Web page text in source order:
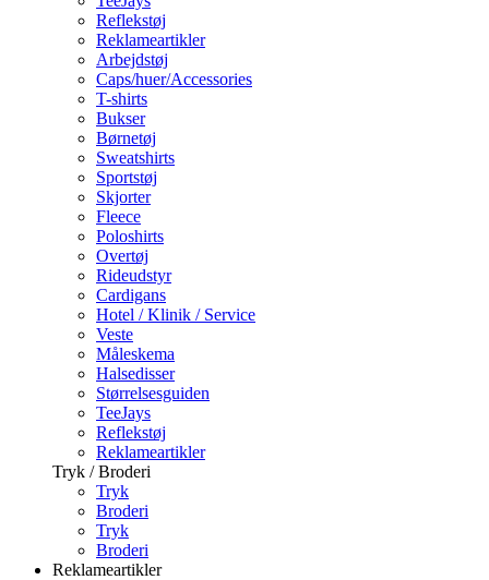
Reflekstøj
Reklameartikler
Arbejdstøj
Caps/huer/Accessories
T-shirts
Bukser
Børnetøj
Sweatshirts
Sportstøj
Skjorter
Fleece
Poloshirts
Overtøj
Rideudstyr
Cardigans
Hotel / Klinik / Service
Veste
Måleskema
Halsedisser
Størrelsesguiden
TeeJays
Reflekstøj
Reklameartikler
Tryk / Broderi
Tryk
Broderi
Tryk
Broderi
Reklameartikler